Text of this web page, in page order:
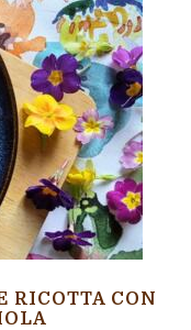
RICOTTA CON